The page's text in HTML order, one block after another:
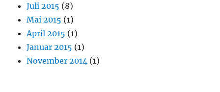
Juli 2015 (8)
Mai 2015 (1)
April 2015 (1)
Januar 2015 (1)
November 2014 (1)